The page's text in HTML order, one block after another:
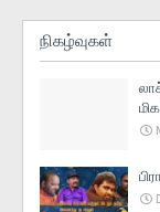
நிகழ்வுகள்